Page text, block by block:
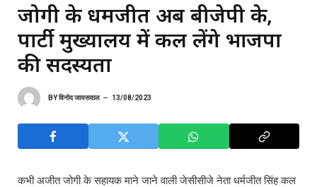
जोगी के धर्मजीत अब बीजेपी के,
पार्टी मुख्यालय में कल लेंगे भाजपा
की सदस्यता
BYविनोद जायसवाल 13/08/2023
कभी अजीत जोगी के सहायक माने जाने वाली जेसीसीजे नेता धर्मजीत सिंह कल